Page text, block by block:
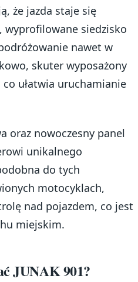
że jazda staje się
wyprofilowane siedzisko
nawet w
skuter wyposażony
ułatwia uruchamianie
oraz nowoczesny panel
unikalnego
do tych
motocyklach,
nad pojazdem, co jest
miejskim.
JUNAK 901?